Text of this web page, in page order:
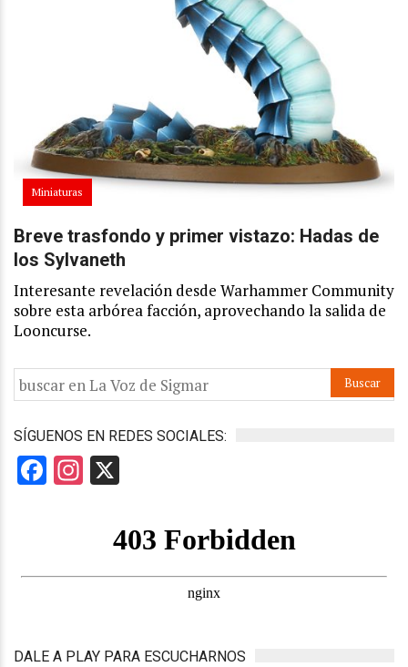
Miniaturas
Breve trasfondo y primer vistazo: Hadas de
los Sylvaneth
Interesante revelación desde Warhammer Community
sobre esta arbórea facción, aprovechando la salida de
Looncurse.
SÍGUENOS EN REDES SOCIALES:
Facebook
Instagram
DALE A PLAY PARA ESCUCHARNOS